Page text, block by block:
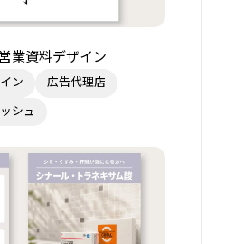
業資料デザイン
ン 広告代理店
シュ